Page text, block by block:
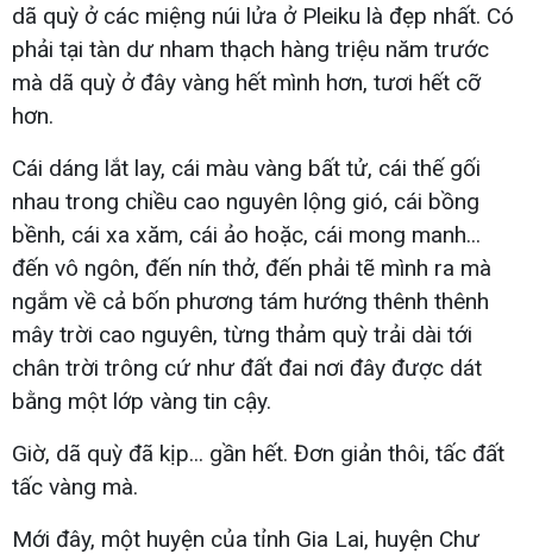
dã quỳ ở các miệng núi lửa ở Pleiku là đẹp nhất. Có
phải tại tàn dư nham thạch hàng triệu năm trước
mà dã quỳ ở đây vàng hết mình hơn, tươi hết cỡ
hơn.
Cái dáng lắt lay, cái màu vàng bất tử, cái thế gối
nhau trong chiều cao nguyên lộng gió, cái bồng
bềnh, cái xa xăm, cái ảo hoặc, cái mong manh...
đến vô ngôn, đến nín thở, đến phải tẽ mình ra mà
ngắm về cả bốn phương tám hướng thênh thênh
mây trời cao nguyên, từng thảm quỳ trải dài tới
chân trời trông cứ như đất đai nơi đây được dát
bằng một lớp vàng tin cậy.
Giờ, dã quỳ đã kịp... gần hết. Đơn giản thôi, tấc đất
tấc vàng mà.
Mới đây, một huyện của tỉnh Gia Lai, huyện Chư